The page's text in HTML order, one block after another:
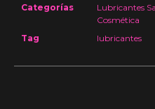
Categorías
Lubricantes
Cosmética
Tag
lubricantes